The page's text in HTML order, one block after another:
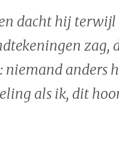
dacht hij
zag,
anders
als ik, dit